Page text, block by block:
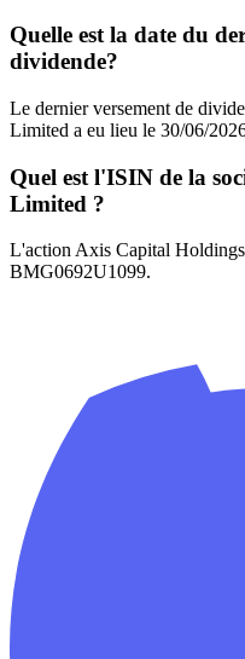
Quelle est la date du
dividende?
Le dernier versement de
Limited a eu lieu le 30/06/
Quel est l'ISIN de la
Limited ?
L'action Axis Capital
BMG0692U1099.